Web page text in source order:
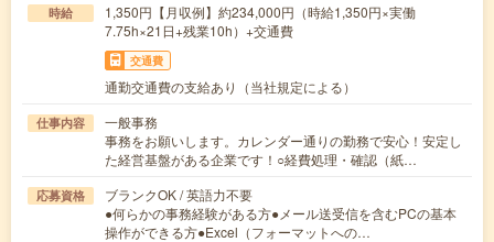
時給
1,350円【月収例】約234,000円（時給1,350円×実働
7.75h×21日+残業10h）+交通費
交通費
通勤交通費の支給あり（当社規定による）
仕事内容
一般事務
事務をお願いします。カレンダー通りの勤務で安心！安定し
た経営基盤がある企業です！○経費処理・確認（紙…
応募資格
ブランクOK / 英語力不要
●何らかの事務経験がある方●メール送受信を含むPCの基本
操作ができる方●Excel（フォーマットへの…